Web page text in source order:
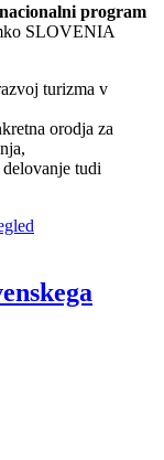
nacionalni program
SLOVENIA
turizma v
orodja za
tudi